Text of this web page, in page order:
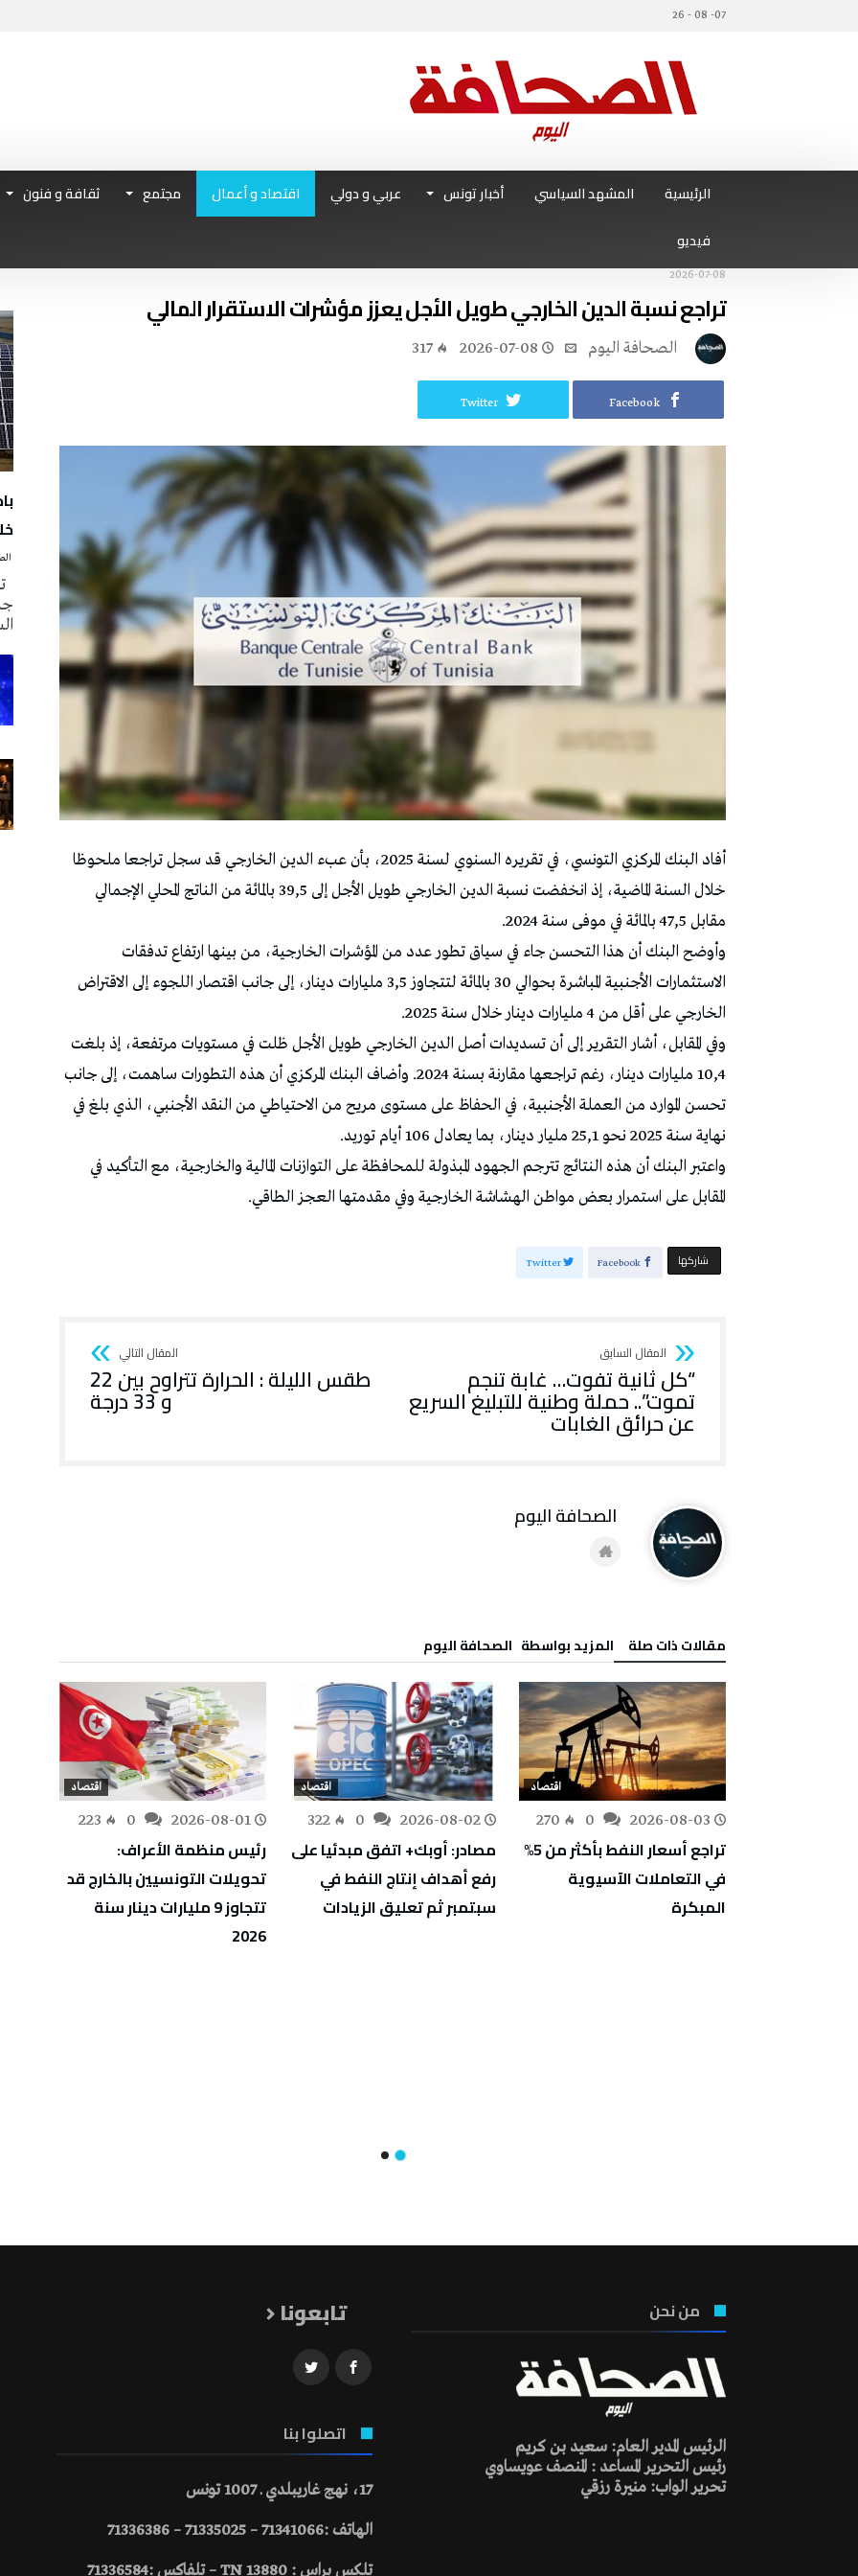
07- 08 - 26
الرئيسية المشهد السياسي أخبار تونس عربي و دولي اقتصاد و أعمال مجتمع ثقافة و فنون
فيديو
2026-07-08
تراجع نسبة الدين الخارجي طويل الأجل يعزز مؤشرات الاستقرار المالي
2026-07-08
317
Facebook
Twitter
أفاد البنك المركزي التونسي، في تقريره السنوي لسنة 2025، بأن عبء الدين الخارجي قد سجل تراجعا ملحوظا
خلال السنة الماضية، إذ انخفضت نسبة الدين الخارجي طويل الأجل إلى 39,5 بالمائة من الناتج المحلي الإجمالي
مقابل 47,5 بالمائة في موفى سنة 2024.
وأوضح البنك أن هذا التحسن جاء في سياق تطور عدد من المؤشرات الخارجية، من بينها ارتفاع تدفقات
الاستثمارات الأجنبية المباشرة بحوالي 30 بالمائة لتتجاوز 3,5 مليارات دينار، إلى جانب اقتصار اللجوء إلى الاقتراض
الخارجي على أقل من 4 مليارات دينار خلال سنة 2025.
وفي المقابل، أشار التقرير إلى أن تسديدات أصل الدين الخارجي طويل الأجل ظلت في مستويات مرتفعة، إذ بلغت
10,4 مليارات دينار، رغم تراجعها مقارنة بسنة 2024. وأضاف البنك المركزي أن هذه التطورات ساهمت، إلى جانب
تحسن الموارد من العملة الأجنبية، في الحفاظ على مستوى مريح من الاحتياطي من النقد الأجنبي، الذي بلغ في
نهاية سنة 2025 نحو 25,1 مليار دينار، بما يعادل 106 أيام توريد.
واعتبر البنك أن هذه النتائج تترجم الجهود المبذولة للمحافظة على التوازنات المالية والخارجية، مع التأكيد في
المقابل على استمرار بعض مواطن الهشاشة الخارجية وفي مقدمتها العجز الطاقي.
‫‫ شاركها‬ Facebook
Twitter
“كل ثانية تفوت… غابة تنجم
تموت”.. حملة وطنية للتبليغ السريع
عن حرائق الغابات
طقس الليلة : الحرارة تتراوح بين 22
و 33 درجة
‫مقالات ذات صلة‬ ‫‫المزيد بواسطة‬ ‬ ‭ ‬الصحافة‭ ‬اليوم
اقتصاد
2026-08-03
270
تراجع أسعار النفط بأكثر من 5%
في التعاملات الآسيوية
المبكرة
اقتصاد
2026-08-02
322
مصادر: أوبك+ اتفق مبدئيا على
رفع أهداف إنتاج النفط في
سبتمبر ثم تعليق الزيادات
اقتصاد
2026-08-01
223
رئيس منظمة الأعراف:
تحويلات التونسيين بالخارج قد
تتجاوز 9 مليارات دينار سنة
2026
من نحن
الرئيس المدير العام: سعيد بن كريم
رئيس التحرير المساعد : المنصف عويساوي
تحرير الواب: منيرة رزقي
تابعونا
اتصلوا بنا
17، نهج غاريبلدي ـ 1007 تونس
الهاتف :71341066 – 71335025 – 71336386
تلكس براس : 13880 TN – تلفاكس :71336584